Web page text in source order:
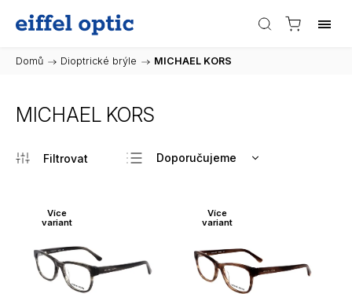
Domů / Dioptrické brýle / MICHAEL KORS
MICHAEL KORS
Doporučujeme
Nejdražší
Abecedně
Více
variant
Více
variant